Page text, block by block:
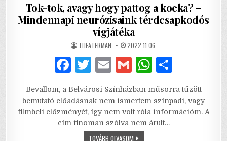
Tok-tok, avagy hogy pattog a kocka? –
Mindennapi neurózisaink térdcsapkodós
vígjátéka
AUTHOR:
THEATERMAN PUBLISHED
DATE:
2022.11.06.
F
c
e
b
T
it
te
r
E
ai
l
G
ai
l
W
at
s
A
ar
e
Bevallom, a Belvárosi Színházban műsorra tűzött
bemutató előadásnak nem ismertem színpadi, vagy
filmbeli előzményét, így nem volt róla információm. A
cím finoman szólva nem árult…
TOVÁBB OLVASOMTOK-